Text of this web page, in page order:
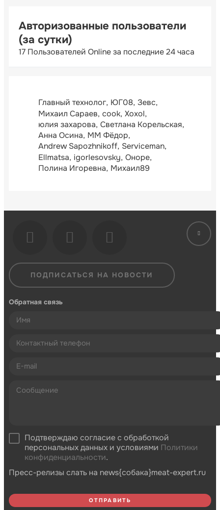
Авторизованные пользователи
(за сутки)
17 Пользователей Online за последние 24 часа
Главный технолог ЮГ08 Зевс
Михаил Сараев cook Xoxol
юлия захарова Светлана Корельская
Анна Осина ММ Фёдор
Andrew Sapozhnikoff Serviceman
Ellmatsa igorlesovsky Оноре
Полина Игоревна Михаил89
ПОДПИСАТЬСЯ НА НОВОСТИ
Обратная связь
Подтверждаю согласие с обработкой
персональных данных и условиями Политики
конфиденциальности.
Пресс-релизы слать на news{собака}meat-expert.ru